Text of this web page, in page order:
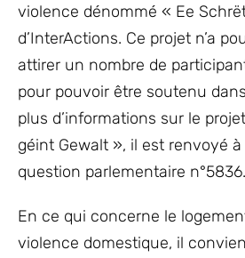
violence dénommé « Ee
d’InterActions. Ce projet n’a
attirer un nombre de
pour pouvoir être soutenu
plus d’informations sur le
géint Gewalt », il est renvoyé
question parlementaire n°5836.
En ce qui concerne le
violence domestique, il